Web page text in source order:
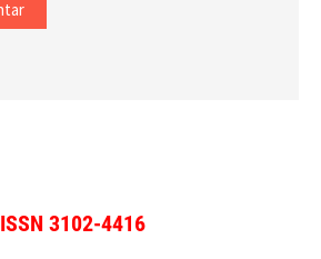
ISSN 3102-4416